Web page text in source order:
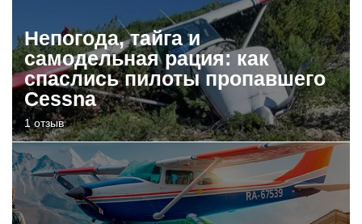
Непогода, тайга и
самодельная рация: как
спаслись пилоты пропавшего
Cessna
1 отзыв